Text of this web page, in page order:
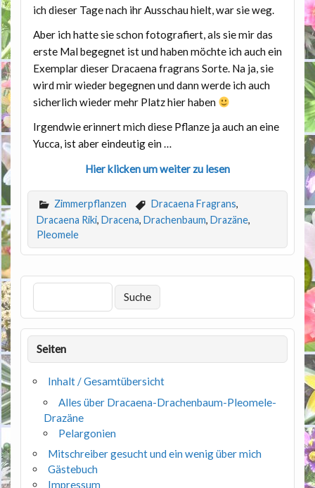
ich dieser Tage nach ihr Ausschau hielt, war sie weg.
Aber ich hatte sie schon fotografiert, als sie mir das
erste Mal begegnet ist und haben möchte ich auch ein
Exemplar dieser Dracaena fragrans Sorte. Na ja, sie
wird mir wieder begegnen und dann werde ich auch
sicherlich wieder mehr Platz hier haben
Irgendwie erinnert mich diese Pflanze ja auch an eine
Yucca, ist aber eindeutig ein …
Hier klicken um weiter zu lesen
Zimmerpflanzen Dracaena Fragrans,
Dracaena Riki, Dracena, Drachenbaum, Drazäne,
Pleomele
Seiten
Inhalt / Gesamtübersicht
Alles über Dracaena-Drachenbaum-Pleomele-
Drazäne
Pelargonien
Mitschreiber gesucht und ein wenig über mich
Gästebuch
Impressum